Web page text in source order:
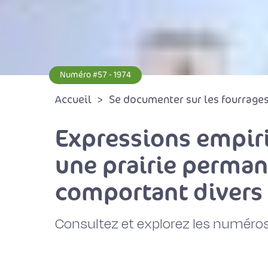
Numéro #57 - 1974
Accueil Se documenter sur les
Expressions
une prairie
comportant
Consultez et explorez les